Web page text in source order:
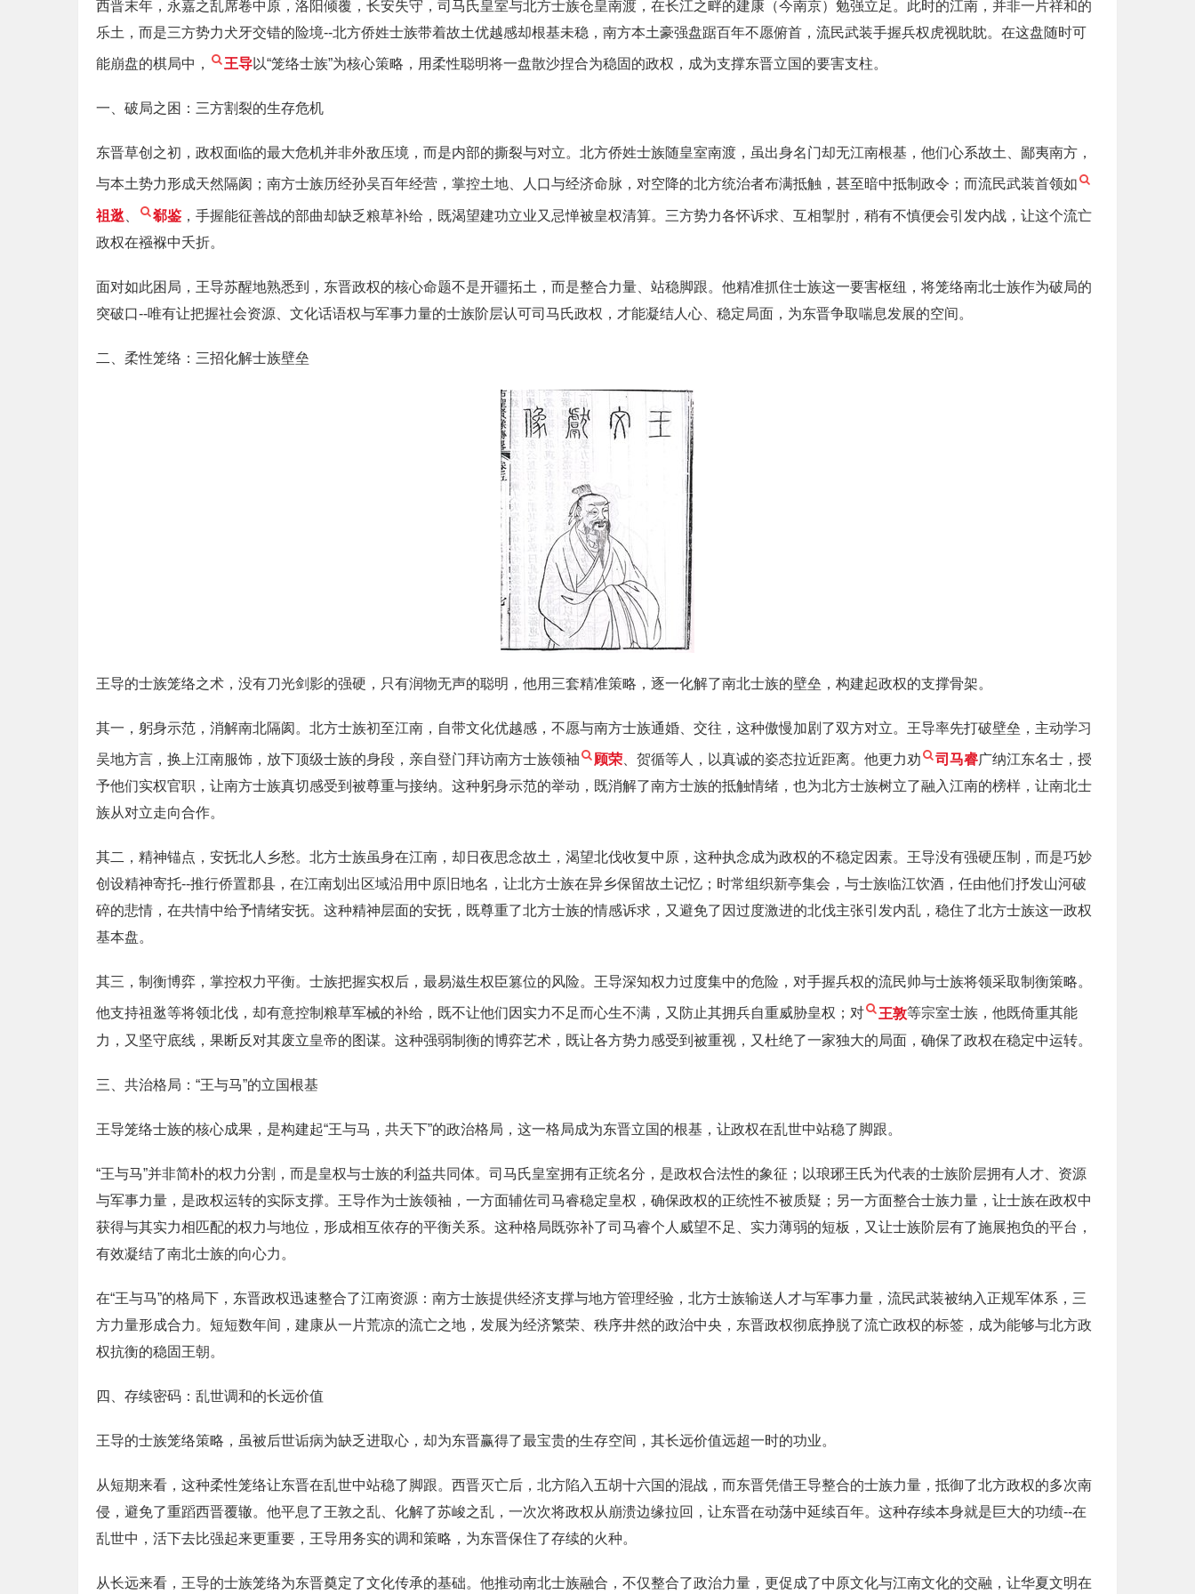
西晋末年，永嘉之乱席卷中原，洛阳倾覆，长安失守，司马氏皇室与北方士族仓皇南渡，在长江之畔的建康（今南京）勉强立足。此时的江南，并非一片祥和的
乐土，而是三方势力犬牙交错的险境--北方侨姓士族带着故土优越感却根基未稳，南方本土豪强盘踞百年不愿俯首，流民武装手握兵权虎视眈眈。在这盘随时可
能崩盘的棋局中， 王导以“笼络士族”为核心策略，用柔性聪明将一盘散沙捏合为稳固的政权，成为支撑东晋立国的要害支柱。
一、破局之困：三方割裂的生存危机
东晋草创之初，政权面临的最大危机并非外敌压境，而是内部的撕裂与对立。北方侨姓士族随皇室南渡，虽出身名门却无江南根基，他们心系故土、鄙夷南方，
与本土势力形成天然隔阂；南方士族历经孙吴百年经营，掌控土地、人口与经济命脉，对空降的北方统治者布满抵触，甚至暗中抵制政令；而流民武装首领如
祖逖 郗鉴 ，手握能征善战的部曲却缺乏粮草补给，既渴望建功立业又忌惮被皇权清算。三方势力各怀诉求、互相掣肘，稍有不慎便会引发内战，让这个流亡
政权在襁褓中夭折。
面对如此困局，王导苏醒地熟悉到，东晋政权的核心命题不是开疆拓土，而是整合力量、站稳脚跟。他精准抓住士族这一要害枢纽，将笼络南北士族作为破局的
突破口--唯有让把握社会资源、文化话语权与军事力量的士族阶层认可司马氏政权，才能凝结人心、稳定局面，为东晋争取喘息发展的空间。
二、柔性笼络：三招化解士族壁垒
王导的士族笼络之术，没有刀光剑影的强硬，只有润物无声的聪明，他用三套精准策略，逐一化解了南北士族的壁垒，构建起政权的支撑骨架。
其一，躬身示范，消解南北隔阂。北方士族初至江南，自带文化优越感，不愿与南方士族通婚、交往，这种傲慢加剧了双方对立。王导率先打破壁垒，主动学习
吴地方言，换上江南服饰，放下顶级士族的身段，亲自登门拜访南方士族领袖 顾荣 、贺循等人，以真诚的姿态拉近距离。他更力劝 司马睿广纳江东名士，授
予他们实权官职，让南方士族真切感受到被尊重与接纳。这种躬身示范的举动，既消解了南方士族的抵触情绪，也为北方士族树立了融入江南的榜样，让南北士
族从对立走向合作。
其二，精神锚点，安抚北人乡愁。北方士族虽身在江南，却日夜思念故土，渴望北伐收复中原，这种执念成为政权的不稳定因素。王导没有强硬压制，而是巧妙
创设精神寄托--推行侨置郡县，在江南划出区域沿用中原旧地名，让北方士族在异乡保留故土记忆；时常组织新亭集会，与士族临江饮酒，任由他们抒发山河破
碎的悲情，在共情中给予情绪安抚。这种精神层面的安抚，既尊重了北方士族的情感诉求，又避免了因过度激进的北伐主张引发内乱，稳住了北方士族这一政权
基本盘。
其三，制衡博弈，掌控权力平衡。士族把握实权后，最易滋生权臣篡位的风险。王导深知权力过度集中的危险，对手握兵权的流民帅与士族将领采取制衡策略。
他支持祖逖等将领北伐，却有意控制粮草军械的补给，既不让他们因实力不足而心生不满，又防止其拥兵自重威胁皇权；对 王敦等宗室士族，他既倚重其能
力，又坚守底线，果断反对其废立皇帝的图谋。这种强弱制衡的博弈艺术，既让各方势力感受到被重视，又杜绝了一家独大的局面，确保了政权在稳定中运转。
三、共治格局：“王与马”的立国根基
王导笼络士族的核心成果，是构建起“王与马，共天下”的政治格局，这一格局成为东晋立国的根基，让政权在乱世中站稳了脚跟。
“王与马”并非简朴的权力分割，而是皇权与士族的利益共同体。司马氏皇室拥有正统名分，是政权合法性的象征；以琅琊王氏为代表的士族阶层拥有人才、资源
与军事力量，是政权运转的实际支撑。王导作为士族领袖，一方面辅佐司马睿稳定皇权，确保政权的正统性不被质疑；另一方面整合士族力量，让士族在政权中
获得与其实力相匹配的权力与地位，形成相互依存的平衡关系。这种格局既弥补了司马睿个人威望不足、实力薄弱的短板，又让士族阶层有了施展抱负的平台，
有效凝结了南北士族的向心力。
在“王与马”的格局下，东晋政权迅速整合了江南资源：南方士族提供经济支撑与地方管理经验，北方士族输送人才与军事力量，流民武装被纳入正规军体系，三
方力量形成合力。短短数年间，建康从一片荒凉的流亡之地，发展为经济繁荣、秩序井然的政治中央，东晋政权彻底挣脱了流亡政权的标签，成为能够与北方政
权抗衡的稳固王朝。
四、存续密码：乱世调和的长远价值
王导的士族笼络策略，虽被后世诟病为缺乏进取心，却为东晋赢得了最宝贵的生存空间，其长远价值远超一时的功业。
从短期来看，这种柔性笼络让东晋在乱世中站稳了脚跟。西晋灭亡后，北方陷入五胡十六国的混战，而东晋凭借王导整合的士族力量，抵御了北方政权的多次南
侵，避免了重蹈西晋覆辙。他平息了王敦之乱、化解了苏峻之乱，一次次将政权从崩溃边缘拉回，让东晋在动荡中延续百年。这种存续本身就是巨大的功绩--在
乱世中，活下去比强起来更重要，王导用务实的调和策略，为东晋保住了存续的火种。
从长远来看，王导的士族笼络为东晋奠定了文化传承的基础。他推动南北士族融合，不仅整合了政治力量，更促成了中原文化与江南文化的交融，让华夏文明在